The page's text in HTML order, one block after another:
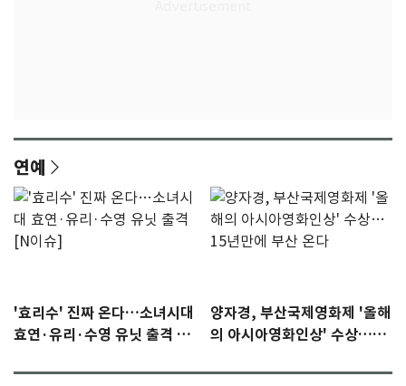
연예
'효리수' 진짜 온다…소녀시대
효연·유리·수영 유닛 출격 [N
양자경, 부산국제영화제 '올해
의 아시아영화인상' 수상…15